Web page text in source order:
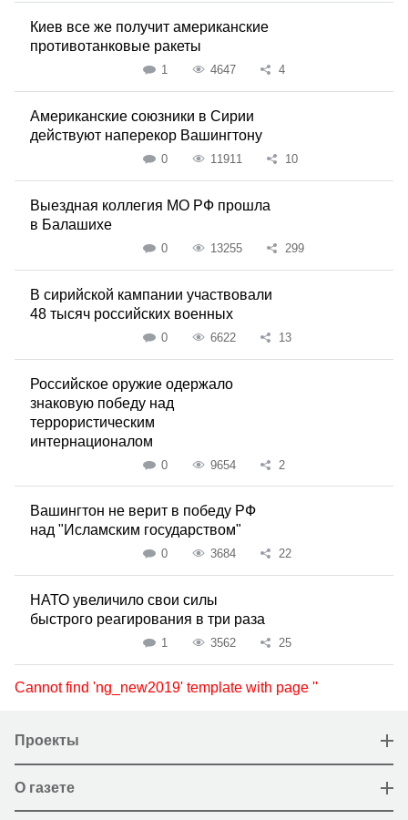
Киев все же получит американские
противотанковые ракеты
1 4647 4
Американские союзники в Сирии
действуют наперекор Вашингтону
0 11911 10
Выездная коллегия МО РФ прошла
в Балашихе
0 13255 299
В сирийской кампании участвовали
48 тысяч российских военных
0 6622 13
Российское оружие одержало
знаковую победу над
террористическим
интернационалом
0 9654 2
Вашингтон не верит в победу РФ
над "Исламским государством"
0 3684 22
НАТО увеличило свои силы
быстрого реагирования в три раза
1 3562 25
Cannot find 'ng_new2019' template with page ''
Проекты
О газете